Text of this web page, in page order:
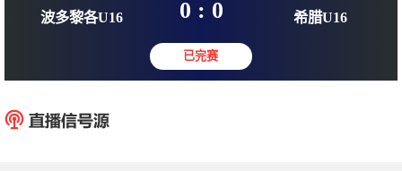
国际友谊
2026-06-04 05:30:00
0 : 0